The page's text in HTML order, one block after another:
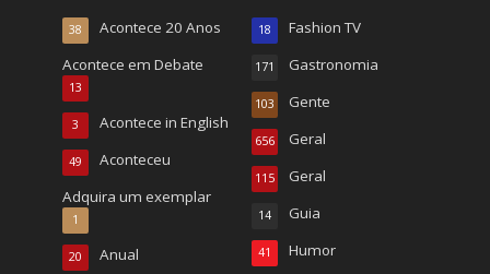
Acontece 20 Anos
38
Acontece em Debate
13
Acontece in English
3
Aconteceu
49
Adquira um exemplar
1
Anual
20
Fashion TV
18
Gastronomia
171
Gente
103
Geral
656
Geral
115
Guia
14
Humor
41